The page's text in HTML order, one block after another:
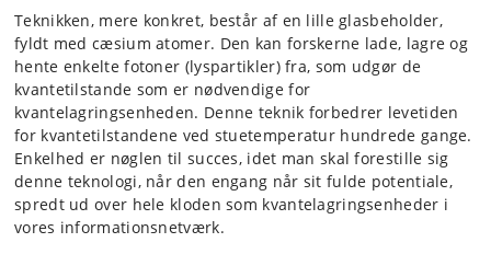
Teknikken, mere konkret, består af en lille glasbeholder,
fyldt med cæsium atomer. Den kan forskerne lade, lagre og
hente enkelte fotoner (lyspartikler) fra, som udgør de
kvantetilstande som er nødvendige for
kvantelagringsenheden. Denne teknik forbedrer levetiden
for kvantetilstandene ved stuetemperatur hundrede gange.
Enkelhed er nøglen til succes, idet man skal forestille sig
denne teknologi, når den engang når sit fulde potentiale,
spredt ud over hele kloden som kvantelagringsenheder i
vores informationsnetværk.